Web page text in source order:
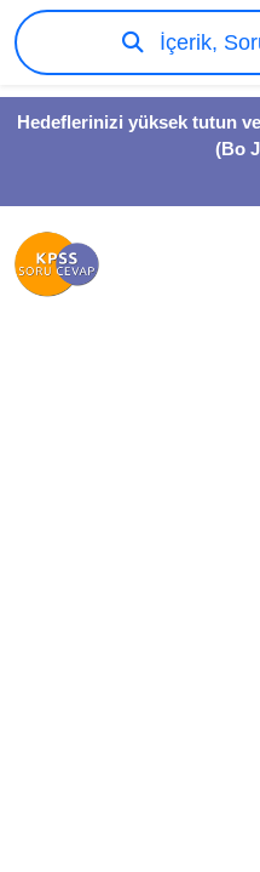
Hedeflerinizi yüksek tutun
(Bo
İçerik,